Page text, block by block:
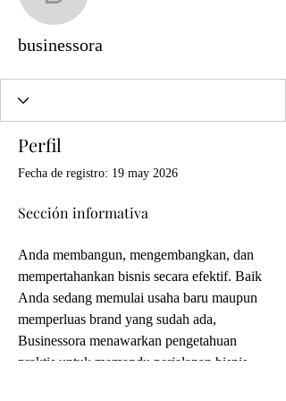
businessora
Perfil
Fecha de registro: 19 may 2026
Sección informativa
Anda membangun, mengembangkan, dan
mempertahankan bisnis secara efektif. Baik
Anda sedang memulai usaha baru maupun
memperluas brand yang sudah ada,
Businessora menawarkan pengetahuan
praktis untuk memandu perjalanan bisnis